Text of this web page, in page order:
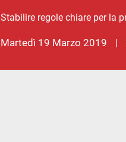
Stabilire regole chiare per la
martedì 19 Marzo 2019 |